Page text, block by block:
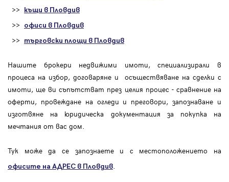
>> къщи в Пловдив
>> офиси в Пловдив
>> търговски площи в Пловдив
Нашите брокери недвижими имоти, специализирали в
процеса на избор, договаряне и осъществяване на сделки с
имоти, ще ви съпътстват през целия процес - сравнение на
оферти, провеждане на огледи и преговори, запознаване и
изготвяне на юридическа документация за покупка на
мечтания от вас дом.
Тук може да се запознаете и с местоположението на
офисите на АДРЕС в Пловдив.